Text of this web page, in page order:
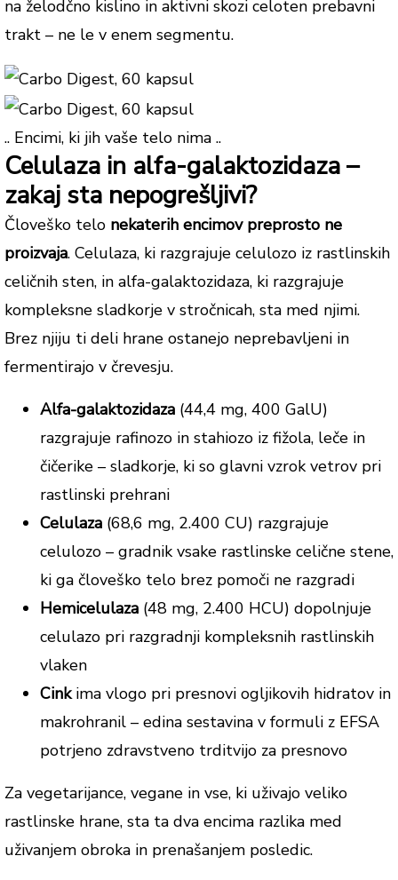
na želodčno kislino in aktivni skozi celoten prebavni
trakt – ne le v enem segmentu.
.. Encimi, ki jih vaše telo nima ..
Celulaza in alfa-galaktozidaza –
zakaj sta nepogrešljivi?
Človeško telo nekaterih encimov preprosto ne
proizvaja. Celulaza, ki razgrajuje celulozo iz rastlinskih
celičnih sten, in alfa-galaktozidaza, ki razgrajuje
kompleksne sladkorje v stročnicah, sta med njimi.
Brez njiju ti deli hrane ostanejo neprebavljeni in
fermentirajo v črevesju.
Alfa-galaktozidaza (44,4 mg, 400 GalU)
razgrajuje rafinozo in stahiozo iz fižola, leče in
čičerike – sladkorje, ki so glavni vzrok vetrov pri
rastlinski prehrani
Celulaza (68,6 mg, 2.400 CU) razgrajuje
celulozo – gradnik vsake rastlinske celične stene,
ki ga človeško telo brez pomoči ne razgradi
Hemicelulaza (48 mg, 2.400 HCU) dopolnjuje
celulazo pri razgradnji kompleksnih rastlinskih
vlaken
Cinkima vlogo pri presnovi ogljikovih hidratov in
makrohranil – edina sestavina v formuli z EFSA
potrjeno zdravstveno trditvijo za presnovo
Za vegetarijance, vegane in vse, ki uživajo veliko
rastlinske hrane, sta ta dva encima razlika med
uživanjem obroka in prenašanjem posledic.